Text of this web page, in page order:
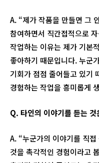
A. “제가 작품을 만들면 그
참여하면서 직간접적으로
작업하는 이유는 제가 기본
좋아하기 때문입니다. 누군
기회가 점점 줄어들고 있기
경험하는 작업을 흥미롭게
Q. 타인의 이야기를 듣는
A. “누군가의 이야기를 직
것을 촉각적인 경험이라고